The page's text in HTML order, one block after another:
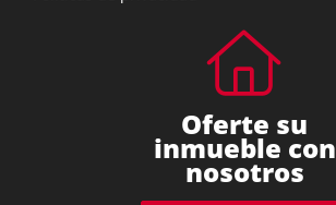
Oferte su
inmueble con
nosotros